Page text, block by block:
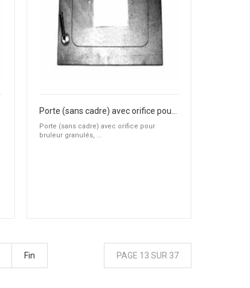
Porte (sans cadre) avec orifice pour
bruleur granulés, ...
Fin PAGE 13 SUR 37